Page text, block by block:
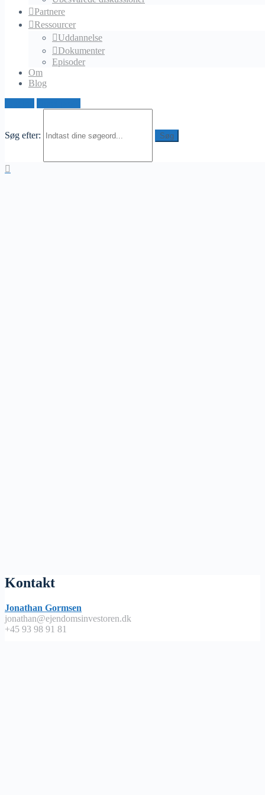
Partnere
Ressourcer
Uddannelse
Dokumenter
Episoder
Om
Blog
Søg efter:
Kontakt
Jonathan Gormsen
jonathan@ejendomsinvestoren.dk
+45 93 98 91 81